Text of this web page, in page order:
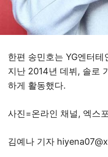
한편 송민호는 YG엔터
지난 2014년 데뷔, 솔로
하게 활동했다.
사진=온라인 채널, 엑스
김예나 기자